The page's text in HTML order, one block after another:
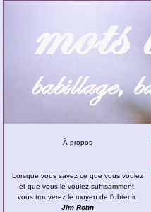
À propos
Lorsque vous savez ce que vous voulez
et que vous le voulez suffisamment,
vous trouverez le moyen de l’obtenir.
Jim Rohn